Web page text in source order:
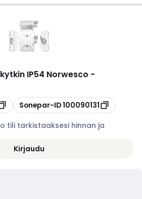
IP54 Norwesco -
Kopioi
Sonepar-ID100090131
tili tarkistaaksesi hinnan ja
Kirjaudu